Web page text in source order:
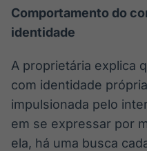
Comportamento do
identidade
A proprietária explica
com identidade
impulsionada pelo
em se expressar por
ela, há uma busca